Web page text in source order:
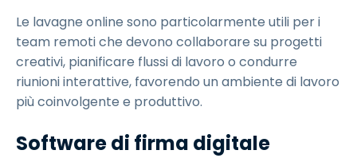
Le lavagne online sono particolarmente utili per i
team remoti che devono collaborare su progetti
creativi, pianificare flussi di lavoro o condurre
riunioni interattive, favorendo un ambiente di lavoro
più coinvolgente e produttivo.
Software di firma digitale